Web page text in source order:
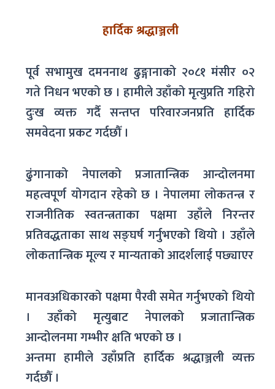
हार्दिक श्रद्धाञ्जली
पूर्व सभामुख दमननाथ ढुङ्गानाको २०८१ मंसीर ०२
गते निधन भएको छ । हामीले उहाँको मृत्युप्रति गहिरो
दुःख व्यक्त गर्दै सन्तप्त परिवारजनप्रति हार्दिक
समवेदना प्रकट गर्दछौँ ।
ढुंगानाको नेपालको प्रजातान्त्रिक आन्दोलनमा
महत्वपूर्ण योगदान रहेको छ । नेपालमा लोकतन्त्र र
राजनीतिक स्वतन्त्रताका पक्षमा उहाँले निरन्तर
प्रतिवद्धताका साथ सङ्घर्ष गर्नुभएको थियो । उहाँले
लोकतान्त्रिक मूल्य र मान्यताको आदर्शलाई पछ्याएर
मानवअधिकारको पक्षमा पैरवी समेत गर्नुभएको थियो
। उहाँको मृत्युबाट नेपालको प्रजातान्त्रिक
आन्दोलनमा गम्भीर क्षति भएको छ ।
अन्तमा हामीले उहाँप्रति हार्दिक श्रद्धाञ्जली व्यक्त
गर्दछौँ ।